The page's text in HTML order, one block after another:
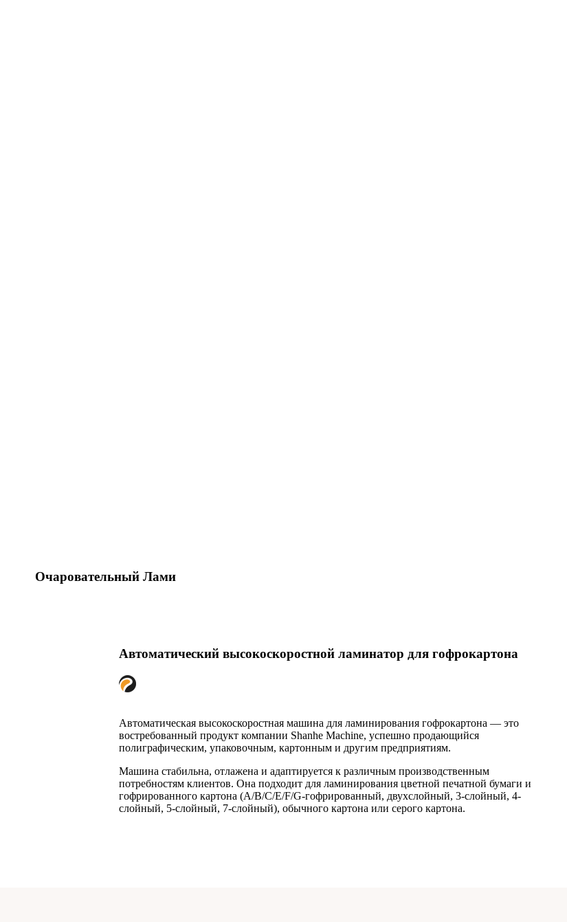
Очаровательный Лами
Автоматический высокоскоростной ламинатор для гофрокартона
Автоматическая высокоскоростная машина для ламинирования гофрокартона — это
востребованный продукт компании Shanhe Machine, успешно продающийся
полиграфическим, упаковочным, картонным и другим предприятиям.
Машина стабильна, отлажена и адаптируется к различным производственным
потребностям клиентов. Она подходит для ламинирования цветной печатной бумаги и
гофрированного картона (A/B/C/E/F/G-гофрированный, двухслойный, 3-слойный, 4-
слойный, 5-слойный, 7-слойный), обычного картона или серого картона.